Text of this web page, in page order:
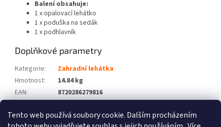
Tento web používá soubory cookie. Dalším procházením
Balení obsahuje:
1 x opalovací lehátko
1 x poduška na sedák
1 x podhlavník
Doplňkové parametry
Kategorie:
Zahradní lehátka
Hmotnost:
14.84 kg
EAN:
8720286279816
Počet balíků: 2